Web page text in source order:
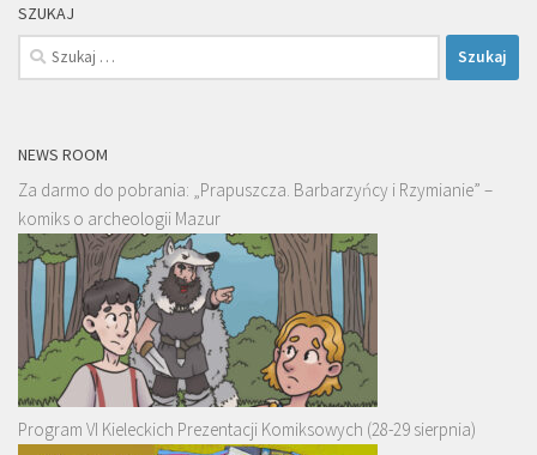
SZUKAJ
Szukaj:
NEWS ROOM
Za darmo do pobrania: „Prapuszcza. Barbarzyńcy i Rzymianie” –
komiks o archeologii Mazur
Program VI Kieleckich Prezentacji Komiksowych (28-29 sierpnia)